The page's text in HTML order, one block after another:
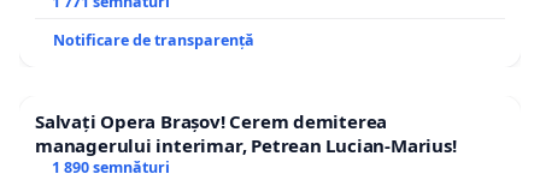
Notificare de transparență
Salvați Opera Brașov! Cerem demiterea
managerului interimar, Petrean Lucian-Marius!
1 890 semnături